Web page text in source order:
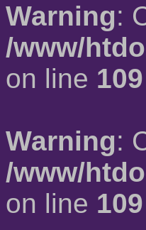
Warning:
/www/
on line 109
Warning:
/www/
on line 109